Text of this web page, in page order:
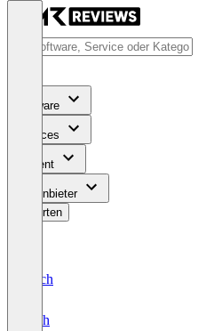
Software
Services
Content
Für Anbieter
Bewerten
Deutsch
English